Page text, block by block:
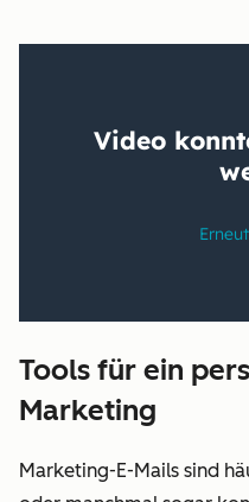
Tools für ein
Marketing
Marketing-E-Mails sind